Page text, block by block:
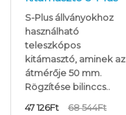
S-Plus állványokhoz
használható
teleszkópos
kitámasztó, aminek az
átmérője 50 mm.
Rögzítése bilinccs..
47 126Ft
68 544Ft